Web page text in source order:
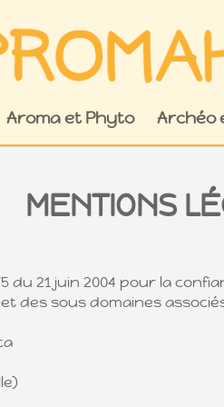
Aroma et Phyto Archéo
MENTIONS
du 21 juin 2004 pour la
des sous domaines